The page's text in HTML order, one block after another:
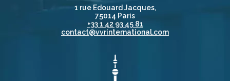
1 rue Edouard Jacques,
75014 Paris
+33 1 42 93 45 81
contact@vvrinternational.com